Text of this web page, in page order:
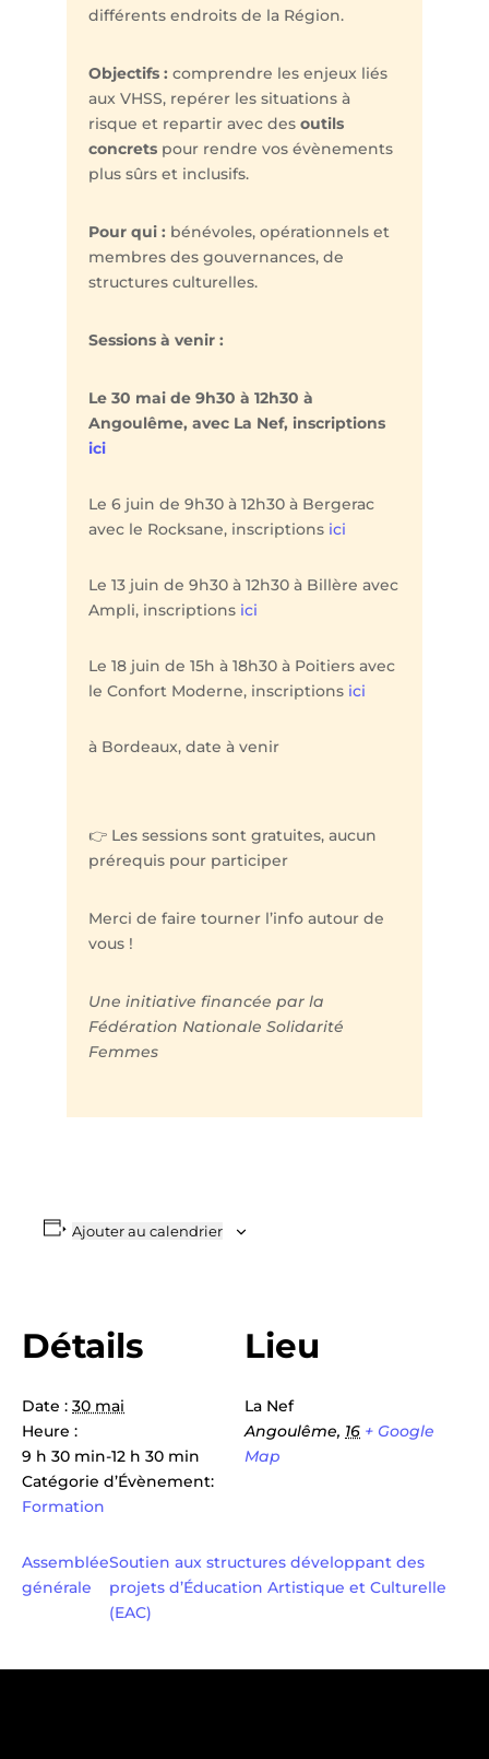
différents endroits de la Région.
Objectifs : comprendre les enjeux liés
aux VHSS, repérer les situations à
risque et repartir avec des outils
concretspour rendre vos évènements
plus sûrs et inclusifs.
Pour qui : bénévoles, opérationnels et
membres des gouvernances, de
structures culturelles.
Sessions à venir :
Le 30 mai de 9h30 à 12h30 à
Angoulême, avec La Nef, inscriptions
ici
Le 6 juin de 9h30 à 12h30 à Bergerac
avec le Rocksane, inscriptions ici
Le 13 juin de 9h30 à 12h30 à Billère avec
Ampli, inscriptions ici
Le 18 juin de 15h à 18h30 à Poitiers avec
le Confort Moderne, inscriptions ici
à Bordeaux, date à venir
👉 Les sessions sont gratuites, aucun
prérequis pour participer
Merci de faire tourner l’info autour de
vous !
Une initiative financée par la
Fédération Nationale Solidarité
Femmes
Ajouter au calendrier
Détails
Date : 30 mai
Heure :
9 h 30 min-12 h 30 min
Catégorie d’Évènement:
Formation
Lieu
La Nef
Angoulême, 16 + Google
Map
Assemblée
générale
Soutien aux structures développant des
projets d’Éducation Artistique et Culturelle
(EAC)